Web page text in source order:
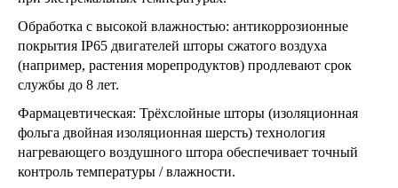
Обработка с высокой влажностью: антикоррозионные
покрытия IP65 двигателей шторы сжатого воздуха
(например, растения морепродуктов) продлевают срок
службы до 8 лет.
Фармацевтическая: Трёхслойные шторы (изоляционная
фольга двойная изоляционная шерсть) технология
нагревающего воздушного штора обеспечивает точный
контроль температуры / влажности.